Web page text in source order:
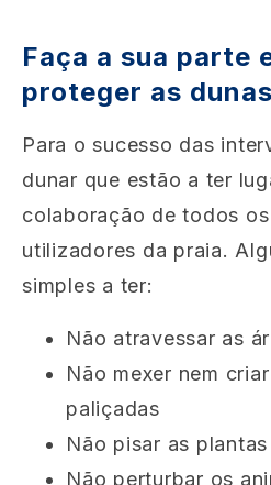
Faça a sua parte
proteger as
Para o sucesso das
dunar que estão a ter
colaboração de todos
utilizadores da praia.
simples a ter:
Não atravessar as
Não mexer nem
paliçadas
Não pisar as
Não perturbar os